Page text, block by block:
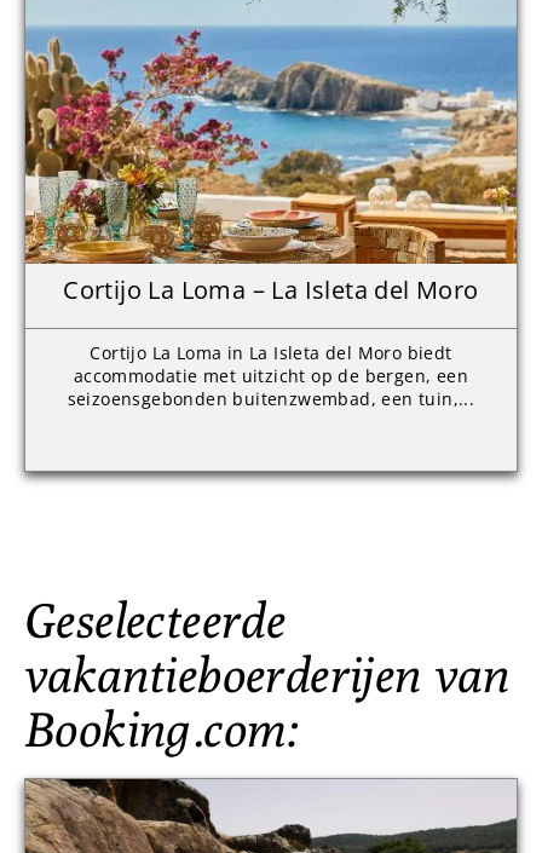
Cortijo La Loma – La Isleta del Moro
Cortijo La Loma in La Isleta del Moro biedt
accommodatie met uitzicht op de bergen, een
seizoensgebonden buitenzwembad, een tuin,...
Geselecteerde
vakantieboerderijen van
Booking.com: